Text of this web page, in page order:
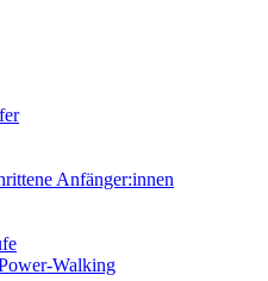
Anfänger:innen
Walking